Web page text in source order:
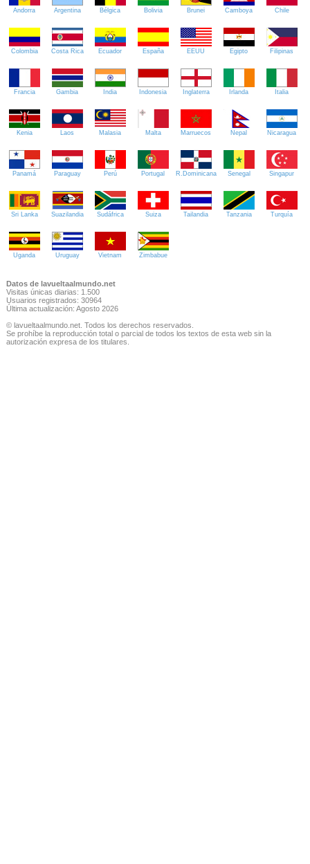
Andorra Argentina Bélgica Bolivia Brunei Camboya Chile
Colombia Costa Rica Ecuador España EEUU Egipto Filipinas
Francia Gambia India Indonesia Inglaterra Irlanda Italia
Kenia Laos Malasia Malta Marruecos Nepal Nicaragua
Panamá Paraguay Perú Portugal R.Dominicana Senegal Singapur
Sri Lanka Suazilandia Sudáfrica Suiza Tailandia Tanzania Turquía
Uganda Uruguay Vietnam Zimbabue
Datos de lavueltaalmundo.net
Visitas únicas diarias: 1.500
Usuarios registrados: 30964
Última actualización: Agosto 2026
© lavueltaalmundo.net. Todos los derechos reservados.
Se prohíbe la reproducción total o parcial de todos los textos de esta web sin la
autorización expresa de los titulares.